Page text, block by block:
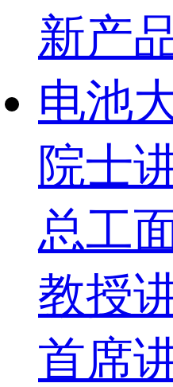
新产
电池
院士
总工
教授
首席